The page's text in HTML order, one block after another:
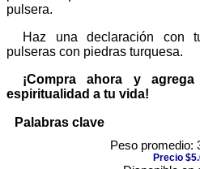
pulsera.
Haz una declaración con
pulseras con piedras turquesa.
¡Compra ahora y
espiritualidad a tu vida!
Palabras clave
Peso promedio:
Precio